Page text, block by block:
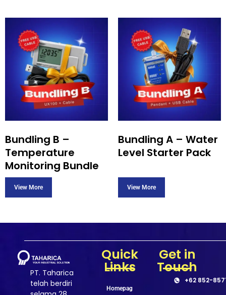
Bundling B –
Temperature
Monitoring Bundle
Bundling A – Water
Level Starter Pack
PT. Taharica
telah berdiri
Quick
Links
Homepag
Get in
Touch
+62 852-